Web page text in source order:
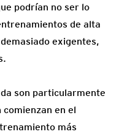
podrían no ser lo
de alta
exigentes,
son particularmente
en el
más